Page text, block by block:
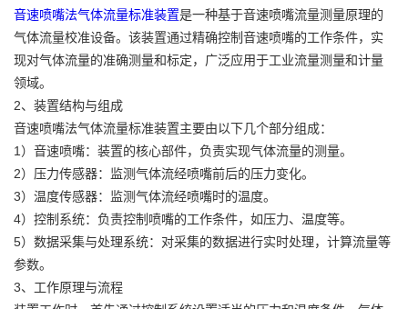
音速喷嘴法气体流量标准装置是一种基于音速喷嘴流量测量原理的
气体流量校准设备。该装置通过精确控制音速喷嘴的工作条件，实
现对气体流量的准确测量和标定，广泛应用于工业流量测量和计量
领域。
2、装置结构与组成
音速喷嘴法气体流量标准装置主要由以下几个部分组成：
1）音速喷嘴：装置的核心部件，负责实现气体流量的测量。
2）压力传感器：监测气体流经喷嘴前后的压力变化。
3）温度传感器：监测气体流经喷嘴时的温度。
4）控制系统：负责控制喷嘴的工作条件，如压力、温度等。
5）数据采集与处理系统：对采集的数据进行实时处理，计算流量等
参数。
3、工作原理与流程